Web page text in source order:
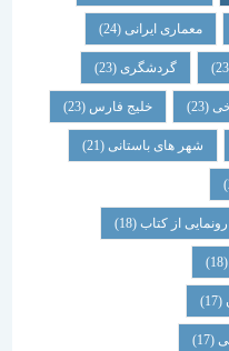
ایرانی(24)
گردشگری (23)
خلیج فارس(23)
های باستانی (21)
از کتاب (18)